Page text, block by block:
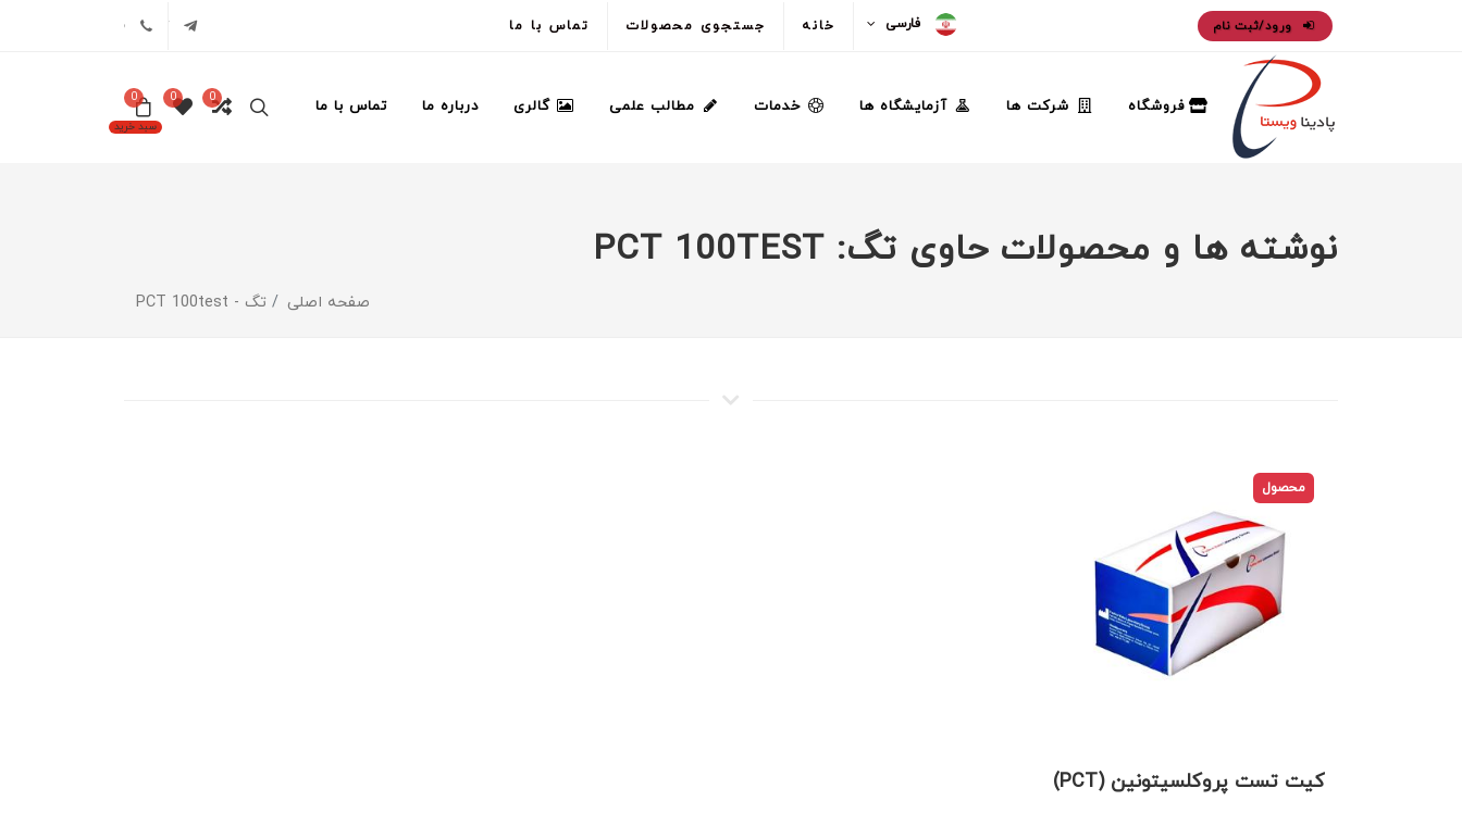
ورود/ثبت نام فارسی خانه جستجوی محصولات تماس با ما تلگرام
0
0
سبد خرید
0 فروشگاه شرکت ها آزمایشگاه ها خدمات مطالب علمی گالری درباره ما تماس با ما
نوشته ها و محصولات حاوی تگ: PCT 100TEST
صفحه اصلی تگ - PCT 100test
محصول
کیت تست پروکلسیتونین (PCT)